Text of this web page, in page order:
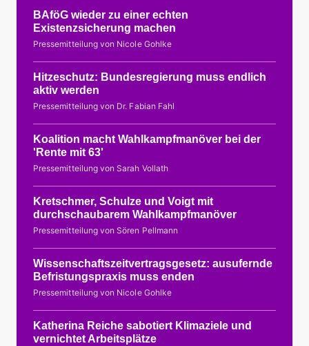
BAföG wieder zu einer echten
Existenzsicherung machen
Pressemitteilung von Nicole Gohlke
Hitzeschutz: Bundesregierung muss endlich
aktiv werden
Pressemitteilung von Dr. Fabian Fahl
Koalition macht Wahlkampfmanöver bei der
'Rente mit 63'
Pressemitteilung von Sarah Vollath
Kretschmer, Schulze und Voigt mit
durchschaubarem Wahlkampfmanöver
Pressemitteilung von Sören Pellmann
Wissenschaftszeitvertragsgesetz: ausufernde
Befristungspraxis muss enden
Pressemitteilung von Nicole Gohlke
Katherina Reiche sabotiert Klimaziele und
vernichtet Arbeitsplätze